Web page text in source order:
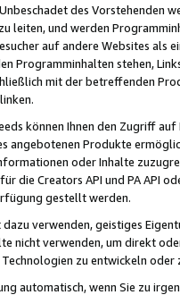
des Vorstehenden
leiten, und werden
auf andere Websites als
Programminhalten stehen,
mit der betreffenden
können Ihnen den Zugriff
angebotenen Produkte
oder Inhalte
die Creators API und PA API
gestellt werden.
verwenden, geistiges
nicht verwenden, um direkt
zu entwickeln
automatisch, wenn Sie zu